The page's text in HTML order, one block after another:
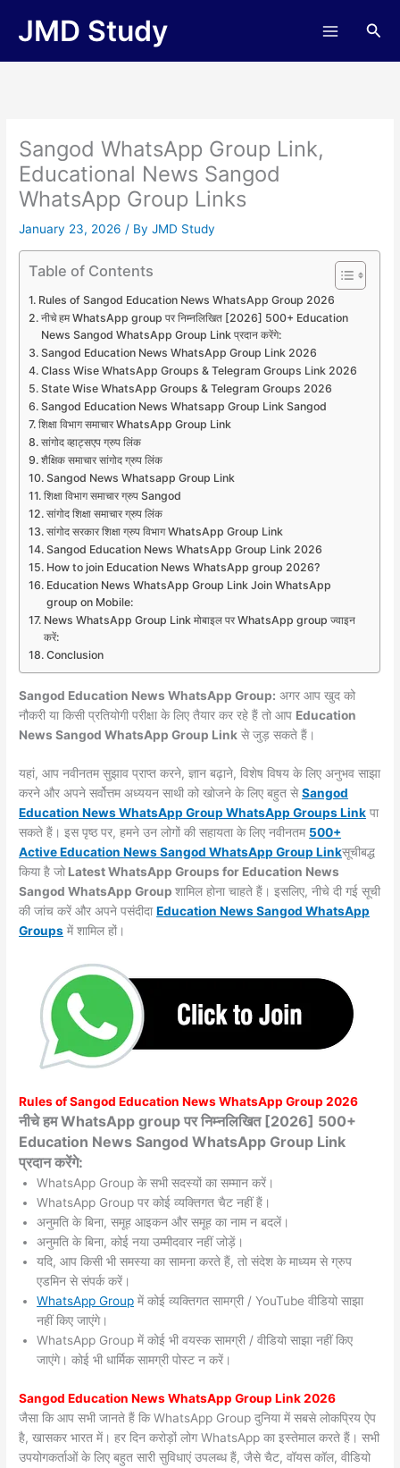
JMD Study
Sangod WhatsApp Group Link,
Educational News Sangod
WhatsApp Group Links
January 23, 2026/ ByJMD Study
Table of Contents
Rules of Sangod Education News WhatsApp Group 2026
नीचे हम WhatsApp group पर निम्नलिखित [2026] 500+ Education
News Sangod WhatsApp Group Link प्रदान करेंगे:
Sangod Education News WhatsApp Group Link 2026
Class Wise WhatsApp Groups & Telegram Groups Link 2026
State Wise WhatsApp Groups & Telegram Groups 2026
Sangod Education News Whatsapp Group Link Sangod
शिक्षा विभाग समाचार WhatsApp Group Link
सांगोद व्हाट्सएप ग्रुप लिंक
शैक्षिक समाचार सांगोद ग्रुप लिंक
Sangod News Whatsapp Group Link
शिक्षा विभाग समाचार ग्रुप Sangod
सांगोद शिक्षा समाचार ग्रुप लिंक
सांगोद सरकार शिक्षा ग्रुप विभाग WhatsApp Group Link
Sangod Education News WhatsApp Group Link 2026
How to join Education News WhatsApp group 2026?
Education News WhatsApp Group Link Join WhatsApp
group on Mobile:
News WhatsApp Group Link मोबाइल पर WhatsApp group ज्वाइन
करें:
Conclusion
Sangod Education News WhatsApp Group: अगर आप खुद को
नौकरी या किसी प्रतियोगी परीक्षा के लिए तैयार कर रहे हैं तो आप Education
News Sangod WhatsApp Group Link से जुड़ सकते हैं।
यहां, आप नवीनतम सुझाव प्राप्त करने, ज्ञान बढ़ाने, विशेष विषय के लिए अनुभव साझा
करने और अपने सर्वोत्तम अध्ययन साथी को खोजने के लिए बहुत सेSangod
Education News WhatsApp Group WhatsApp GroupsLink पा
सकते हैं। इस पृष्ठ पर, हमने उन लोगों की सहायता के लिए नवीनतम 500+
Active Education News Sangod WhatsApp Group Linkसूचीबद्ध
किया है जो Latest WhatsApp Groups for Education News
Sangod WhatsApp Groupशामिल होना चाहते हैं। इसलिए, नीचे दी गई सूची
की जांच करें और अपने पसंदीदाEducation News Sangod WhatsApp
Groups में शामिल हों।
Rules ofSangodEducation News WhatsApp Group 2026
नीचे हम WhatsApp group पर निम्नलिखित [2026] 500+
Education News Sangod WhatsApp Group Link
प्रदान करेंगे:
WhatsApp Group के सभी सदस्यों का सम्मान करें।
WhatsApp Group पर कोई व्यक्तिगत चैट नहीं हैं।
अनुमति के बिना, समूह आइकन और समूह का नाम न बदलें।
अनुमति के बिना, कोई नया उम्मीदवार नहीं जोड़ें।
यदि, आप किसी भी समस्या का सामना करते हैं, तो संदेश के माध्यम से ग्रुप
एडमिन से संपर्क करें।
WhatsApp Group में कोई व्यक्तिगत सामग्री / YouTube वीडियो साझा
नहीं किए जाएंगे।
WhatsApp Group में कोई भी वयस्क सामग्री / वीडियो साझा नहीं किए
जाएंगे। कोई भी धार्मिक सामग्री पोस्ट न करें।
SangodEducation News WhatsApp Group Link 2026
जैसा कि आप सभी जानते हैं कि WhatsApp Group दुनिया में सबसे लोकप्रिय ऐप
है, खासकर भारत में। हर दिन करोड़ों लोग WhatsApp का इस्तेमाल करते हैं। सभी
उपयोगकर्ताओं के लिए बहुत सारी सुविधाएं उपलब्ध हैं, जैसे चैट, वॉयस कॉल, वीडियो